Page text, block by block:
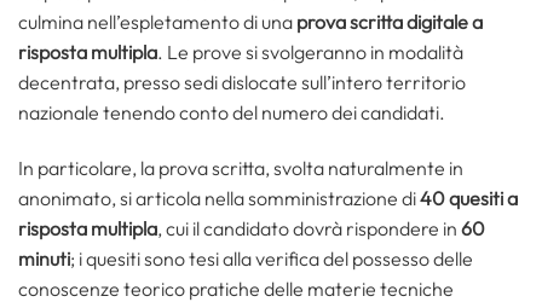
culmina nell’espletamento di una prova scrittadigitale a
risposta multipla. Le prove si svolgeranno in modalità
decentrata, presso sedi dislocate sull’intero territorio
nazionale tenendo conto del numero dei candidati.
In particolare, la prova scritta, svolta naturalmente in
anonimato, si articola nella somministrazione di40 quesiti a
risposta multipla, cui il candidato dovrà rispondere in 60
minuti; i quesiti sono tesi alla verifica del possesso delle
conoscenze teorico pratiche delle materie tecniche